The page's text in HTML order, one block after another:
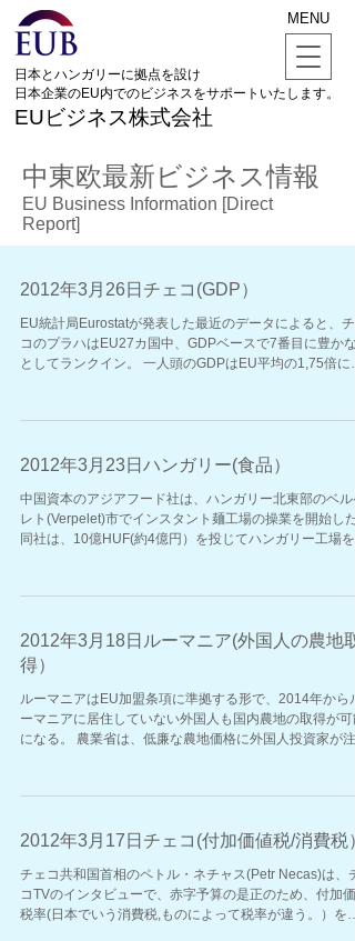
日本とハンガリーに拠点を設け
日本企業のEU内でのビジネスをサポートいたします。
EUビジネス株式会社
MENU
中東欧最新ビジネス情報
EU Business Information [Direct
Report]
2012年3月26日チェコ(GDP）
EU統計局Eurostatが発表した最近のデータによると、チ
コのプラハはEU27カ国中、GDPベースで7番目に豊かな
としてランクイン。 一人頭のGDPはEU平均の1,75倍に達
2012年3月23日ハンガリー(食品）
中国資本のアジアフード社は、ハンガリー北東部のベル
レト(Verpelet)市でインスタント麺工場の操業を開始した
同社は、10億HUF(約4億円）を投じてハンガリー工場を
2012年3月18日ルーマニア(外国人の農地取
得）
ルーマニアはEU加盟条項に準拠する形で、2014年からル
ーマニアに居住していない外国人も国内農地の取得が可
になる。 農業省は、低廉な農地価格に外国人投資家が注目
2012年3月17日チェコ(付加価値税/消費税
チェコ共和国首相のペトル・ネチャス(Petr Necas)は、
コTVのインタビューで、赤字予算の是正のため、付加価
税率(日本でいう消費税,ものによって税率が違う。）を